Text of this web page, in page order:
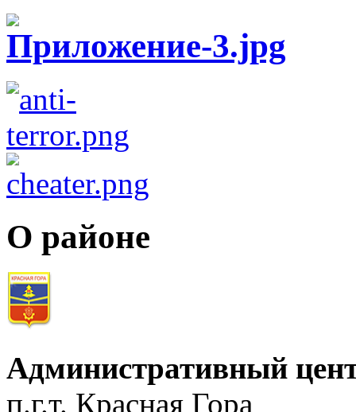
О районе
Административный
п.г.т. Красная Гора